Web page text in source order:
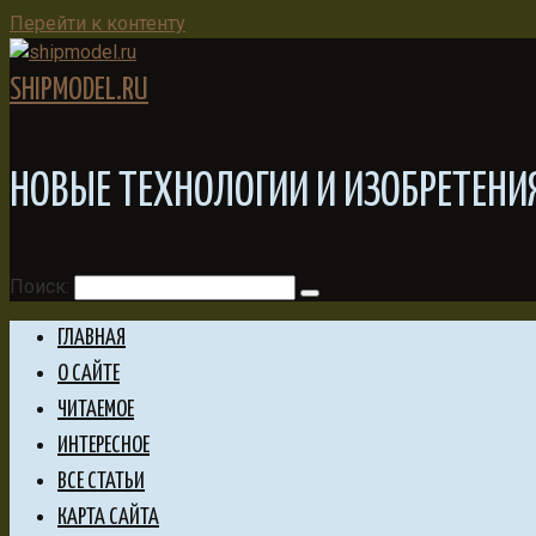
Перейти к контенту
SHIPMODEL.RU
НОВЫЕ ТЕХНОЛОГИИ И
Поиск:
ГЛАВНАЯ
О САЙТЕ
ЧИТАЕМОЕ
ИНТЕРЕСНОЕ
ВСЕ СТАТЬИ
КАРТА САЙТА